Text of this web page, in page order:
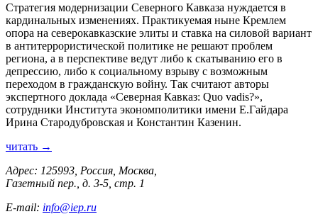
Стратегия модернизации Северного Кавказа нуждается в
кардинальных изменениях. Практикуемая ныне Кремлем
опора на северокавказские элиты и ставка на силовой вариант
в антитеррористической политике не решают проблем
региона, а в перспективе ведут либо к скатыванию его в
депрессию, либо к социальному взрыву с возможным
переходом в гражданскую войну. Так считают авторы
экспертного доклада «Северная Кавказ: Quo vadis?»,
сотрудники Института экономполитики имени Е.Гайдара
Ирина Стародубровская и Константин Казенин.
читать →
Адрес: 125993, Россия, Москва,
Газетный пер., д. 3-5, стр. 1
E-mail: info@iep.ru